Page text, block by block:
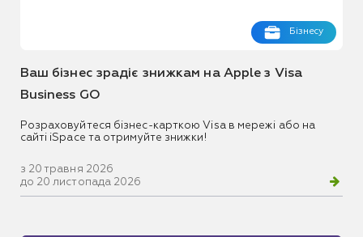
Бізнесу
Ваш бізнес зрадіє знижкам на Apple з Visa
Business GO
Розраховуйтеся бізнес-карткою Visa в мережі або на
сайті iSpace та отримуйте знижки!
з 20 травня 2026
до 20 листопада 2026